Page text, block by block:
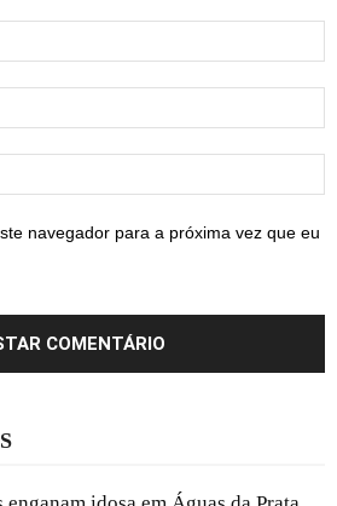
navegador para a próxima vez que eu